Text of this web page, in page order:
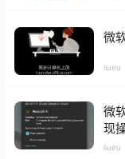
微
liueu
微
现
liueu